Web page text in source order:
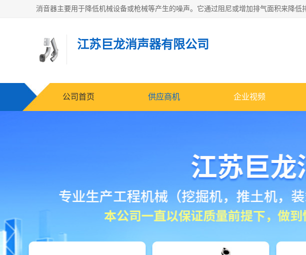
江苏巨龙消声器有限公司
公司首页 供应商机 企业视频